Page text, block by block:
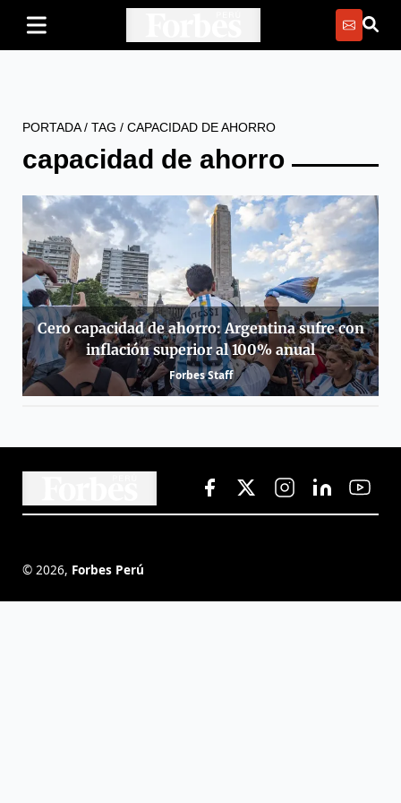
PORTADA/ TAG / CAPACIDAD DE AHORRO
capacidad de ahorro
Cero capacidad de ahorro: Argentina sufre con
inflación superior al 100% anual
Forbes Staff
© 2026, Forbes Perú